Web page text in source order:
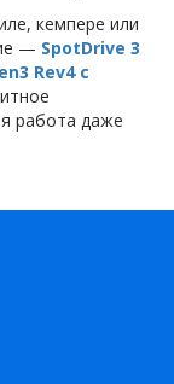
кемпере или
— SpotDrive 3
Rev4 с
работа даже